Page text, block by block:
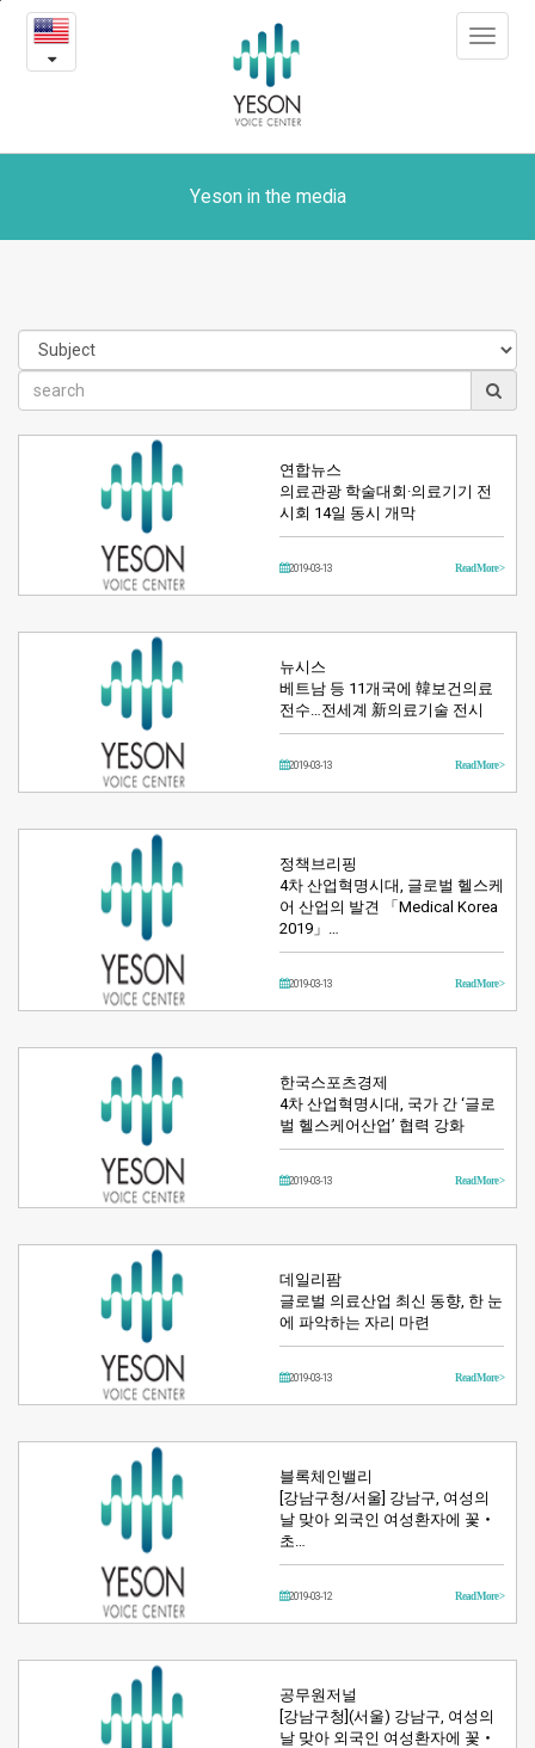
Yeson
in
media
Toggle
Yeson in the media
연합뉴스
의료관광 학술대회·의료기기 전
시회 14일 동시 개막
2019-03-13 Read More >
뉴시스
베트남 등 11개국에 韓보건의료
전수…전세계 新의료기술 전시
2019-03-13 Read More >
정책브리핑
4차 산업혁명시대, 글로벌 헬스케
어 산업의 발견 「Medical Korea
2019」…
2019-03-13 Read More >
한국스포츠경제
4차 산업혁명시대, 국가 간 ‘글로
벌 헬스케어산업’ 협력 강화
2019-03-13 Read More >
데일리팜
글로벌 의료산업 최신 동향, 한 눈
에 파악하는 자리 마련
2019-03-13 Read More >
블록체인밸리
[강남구청/서울] 강남구, 여성의
날 맞아 외국인 여성환자에 꽃‧
초…
2019-03-12 Read More >
공무원저널
[강남구청](서울) 강남구, 여성의
날 맞아 외국인 여성환자에 꽃‧